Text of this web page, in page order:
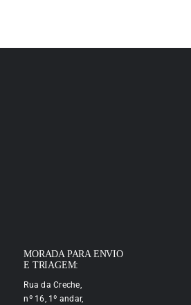
MORADA PARA ENVIO
E TRIAGEM:
Rua da Creche,
nº 16, 1º andar,